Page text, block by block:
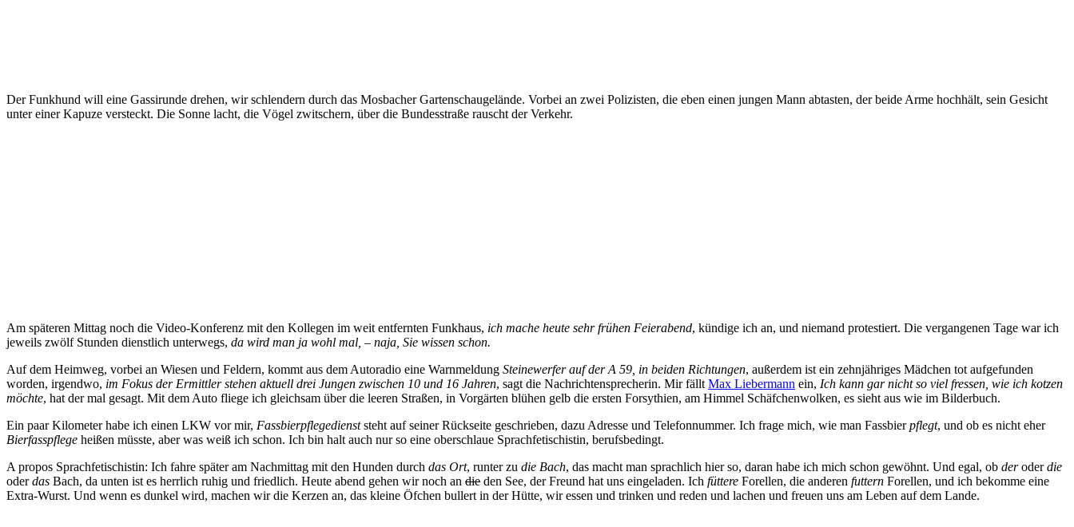
Der Funkhund will eine Gassirunde drehen, wir schlendern durch das Mosbacher Gartenschaugelände. Vorbei an zwei Polizisten, die eben einen jungen Mann abtasten, der beide Arme hochhält, sein Gesicht
unter einer Kapuze versteckt. Die Sonne lacht, die Vögel zwitschern, über die Bundesstraße rauscht der Verkehr.
Am späteren Mittag noch die Video-Konferenz mit den Kollegen im weit entfernten Funkhaus, ich mache heute sehr frühen Feierabend, kündige ich an, und niemand protestiert. Die vergangenen Tage war ich
jeweils zwölf Stunden dienstlich unterwegs, da wird man ja wohl mal, – naja, Sie wissen schon.
Auf dem Heimweg, vorbei an Wiesen und Feldern, kommt aus dem Autoradio eine Warnmeldung Steinewerfer auf der A 59, in beiden Richtungen, außerdem ist ein zehnjähriges Mädchen tot aufgefunden
worden, irgendwo, im Fokus der Ermittler stehen aktuell drei Jungen zwischen 10 und 16 Jahren, sagt die Nachrichtensprecherin. Mir fällt Max Liebermann ein, Ich kann gar nicht so viel fressen, wie ich kotzen
möchte, hat der mal gesagt. Mit dem Auto fliege ich gleichsam über die leeren Straßen, in Vorgärten blühen gelb die ersten Forsythien, am Himmel Schäfchenwolken, es sieht aus wie im Bilderbuch.
Ein paar Kilometer habe ich einen LKW vor mir, Fassbierpflegedienststeht auf seiner Rückseite geschrieben, dazu Adresse und Telefonnummer. Ich frage mich, wie man Fassbierpflegt, und ob es nicht eher
Bierfasspflege heißen müsste, aber was weiß ich schon. Ich bin halt auch nur so eine oberschlaue Sprachfetischistin, berufsbedingt.
A propos Sprachfetischistin: Ich fahre später am Nachmittag mit den Hunden durch das Ort, runter zu die Bach, das macht man sprachlich hier so, daran habe ich mich schon gewöhnt. Und egal, ob deroderdie
oderdas Bach, da unten ist es herrlich ruhig und friedlich. Heute abend gehen wir noch an die den See, der Freund hat uns eingeladen. Ich füttere Forellen, die anderen futtern Forellen, und ich bekomme eine
Extra-Wurst. Und wenn es dunkel wird, machen wir die Kerzen an, das kleine Öfchen bullert in der Hütte, wir essen und trinken und reden und lachen und freuen uns am Leben auf dem Lande.